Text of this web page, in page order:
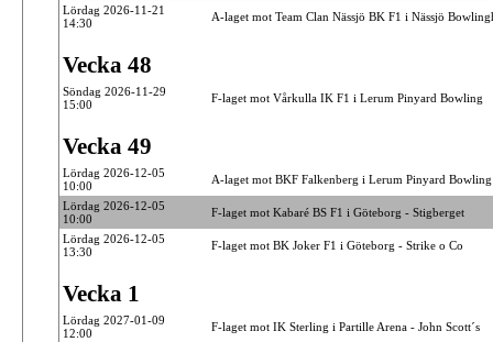
Lördag 2026-11-21
14:30
A-laget mot Team Clan Nässjö BK F1 i Nässjö
Vecka 48
Söndag 2026-11-29
15:00
F-laget mot Vårkulla IK F1 i Lerum Pinyard Bowling
Vecka 49
Lördag 2026-12-05
10:00
A-laget mot BKF Falkenberg i Lerum Pinyard Bowling
Lördag 2026-12-05
10:00
F-laget mot Kabaré BS F1 i Göteborg - Stigberget
Lördag 2026-12-05
13:30
F-laget mot BK Joker F1 i Göteborg - Strike o Co
Vecka 1
Lördag 2027-01-09
12:00
F-laget mot IK Sterling i Partille Arena - John Scott´s